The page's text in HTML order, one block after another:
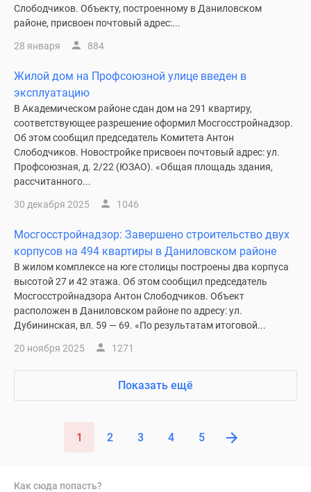
Слободчиков. Объекту, построенному в Даниловском
районе, присвоен почтовый адрес:...
28 января 884
Жилой дом на Профсоюзной улице введен в
эксплуатацию
В Академическом районе сдан дом на 291 квартиру,
соответствующее разрешение оформил Мосгосстройнадзор.
Об этом сообщил председатель Комитета Антон
Слободчиков. Новостройке присвоен почтовый адрес: ул.
Профсоюзная, д. 2/22 (ЮЗАО). «Общая площадь здания,
рассчитанного...
30 декабря 2025 1046
Мосгосстройнадзор: Завершено строительство двух
корпусов на 494 квартиры в Даниловском районе
В жилом комплексе на юге столицы построены два корпуса
высотой 27 и 42 этажа. Об этом сообщил председатель
Мосгосстройнадзора Антон Слободчиков. Объект
расположен в Даниловском районе по адресу: ул.
Дубининская, вл. 59 — 69. «По результатам итоговой...
20 ноября 2025 1271
Показать ещё
1 2 3 4 5
Как сюда попасть?